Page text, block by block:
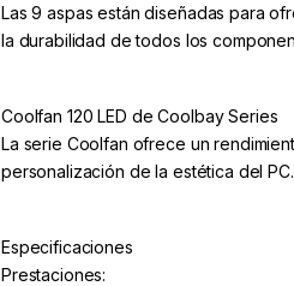
Las 9 aspas están diseñadas para
la durabilidad de todos los
Coolfan 120 LED de Coolbay Series
La serie Coolfan ofrece un
personalización de la estética del PC.
Especificaciones
Prestaciones: